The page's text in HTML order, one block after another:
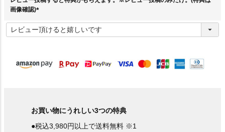
画像確認)
必
須
お買い物にうれしい3つの特典
●税込3,980円以上で送料無料 ※1